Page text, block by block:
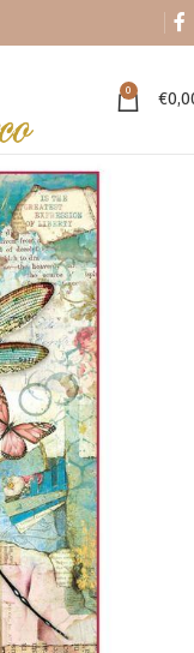
0 €